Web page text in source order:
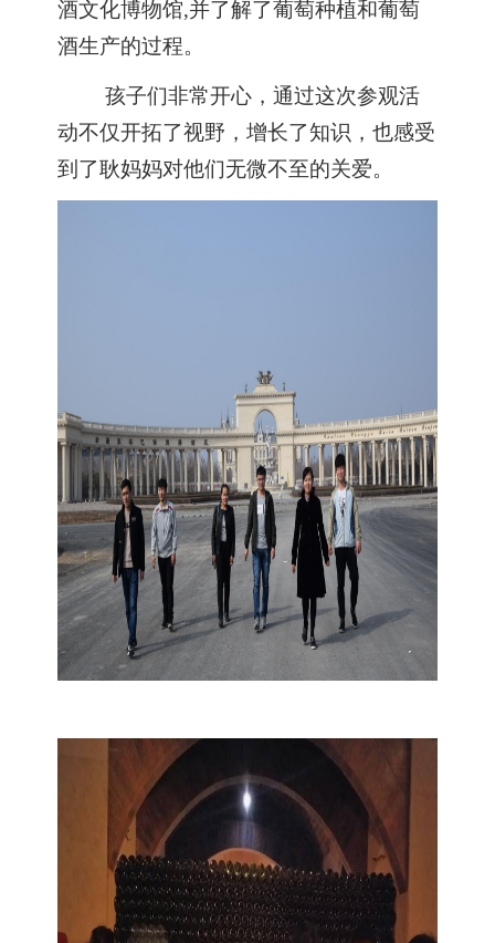
酒文化博物馆,并了解了葡萄种植和葡萄
酒生产的过程。
孩子们非常开心，通过这次参观活
动不仅开拓了视野，增长了知识，也感受
到了耿妈妈对他们无微不至的关爱。